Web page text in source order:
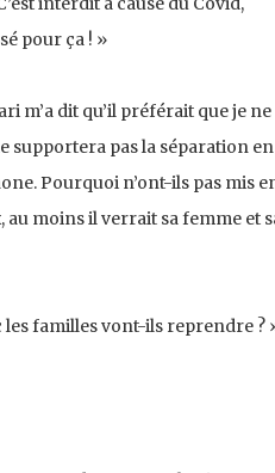
pour ça ! »
m’a dit qu’il préférait que je ne
supportera pas la séparation en
Pourquoi n’ont-ils pas mis
moins il verrait sa femme et
les familles vont-ils reprendre ?